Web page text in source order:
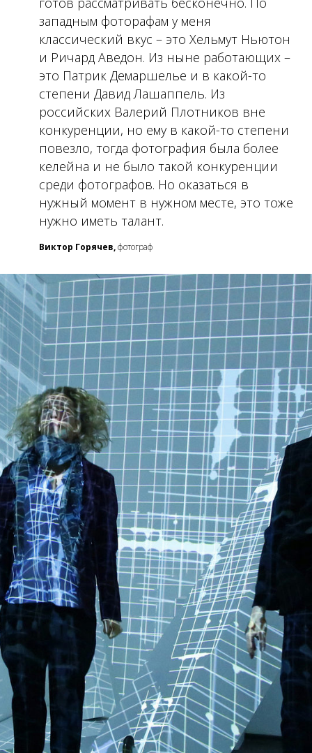
западным фоторафам у меня
классический вкус – это Хельмут Ньютон
и Ричард Аведон. Из ныне работающих –
это Патрик Демаршелье и в какой-то
степени Давид Лашаппель. Из
российских Валерий Плотников вне
конкуренции, но ему в какой-то степени
повезло, тогда фотография была более
келейна и не было такой конкуренции
среди фотографов. Но оказаться в
нужный момент в нужном месте, это тоже
нужно иметь талант.
Виктор Горячев,фотограф